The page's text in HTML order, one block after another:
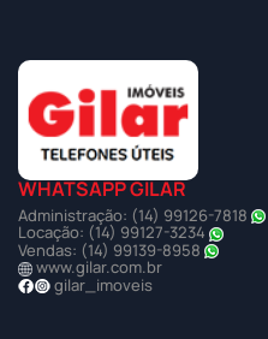
WHATSAPP GILAR
Administração: (14) 99126-7818
Locação: (14) 99127-3234
Vendas: (14) 99139-8958
www.gilar.com.br
gilar_imoveis